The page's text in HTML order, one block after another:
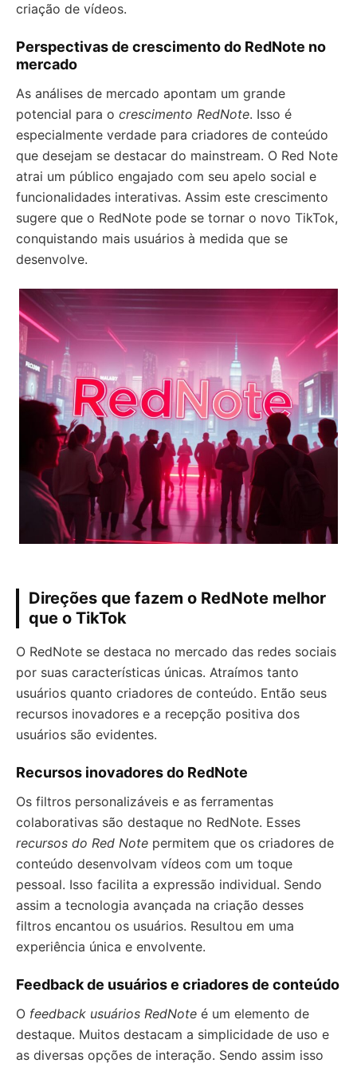
criação de vídeos.
Perspectivas de crescimento do RedNote no
mercado
As análises de mercado apontam um grande
potencial para o crescimento RedNote. Isso é
especialmente verdade para criadores de conteúdo
que desejam se destacar do mainstream. O Red Note
atrai um público engajado com seu apelo social e
funcionalidades interativas. Assim este crescimento
sugere que o RedNote pode se tornar o novo TikTok,
conquistando mais usuários à medida que se
desenvolve.
Direções que fazem o RedNote melhor
que o TikTok
O RedNote se destaca no mercado das redes sociais
por suas características únicas. Atraímos tanto
usuários quanto criadores de conteúdo. Então seus
recursos inovadores e a recepção positiva dos
usuários são evidentes.
Recursos inovadores do RedNote
Os filtros personalizáveis e as ferramentas
colaborativas são destaque no RedNote. Esses
recursos do Red Note permitem que os criadores de
conteúdo desenvolvam vídeos com um toque
pessoal. Isso facilita a expressão individual. Sendo
assim a tecnologia avançada na criação desses
filtros encantou os usuários. Resultou em uma
experiência única e envolvente.
Feedback de usuários e criadores de conteúdo
O feedback usuários RedNote é um elemento de
destaque. Muitos destacam a simplicidade de uso e
as diversas opções de interação. Sendo assim isso